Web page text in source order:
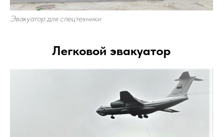
Эвакуатор для спецтехники
Легковой эвакуатор